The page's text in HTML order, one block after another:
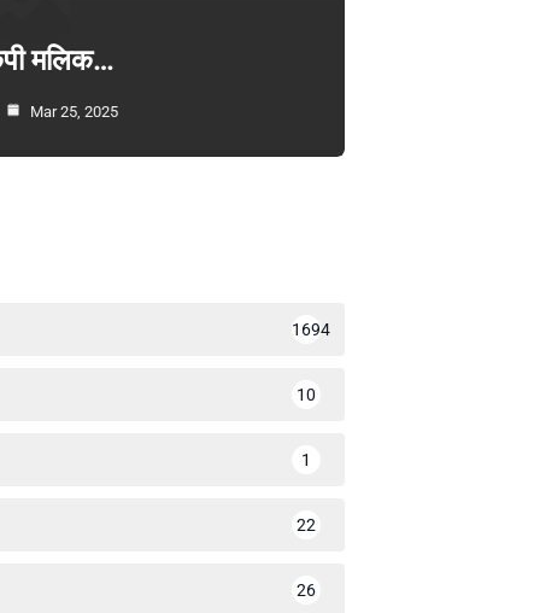
मलिक…
Mar 25, 2025
1694
10
1
22
26